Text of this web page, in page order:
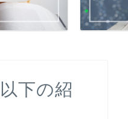
下の紹